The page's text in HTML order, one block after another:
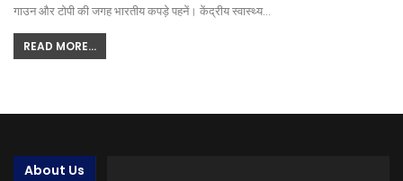
गाउन और टोपी की जगह भारतीय कपड़े पहनें। केंद्रीय स्वास्थ्य…
READ MORE...
About Us